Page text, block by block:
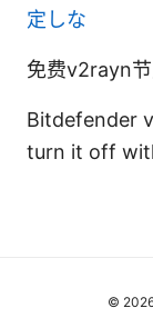
定しな
免费v2rayn
Bitdefender
turn it off
©